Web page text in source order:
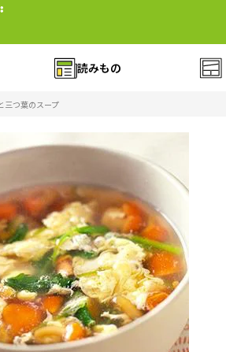
読みもの
三つ葉のスープ